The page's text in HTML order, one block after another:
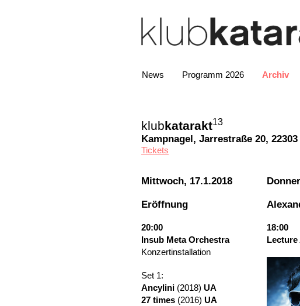
News Programm 2026 Archiv
klubkatarakt13
Kampnagel, Jarrestraße 20,
Tickets
Mittwoch, 17.1.2018
Eröffnung
20:00
Insub Meta Orchestra
Konzertinstallation
Set 1:
Ancylini (2018) UA
27 times (2016) UA
18:00
Lecture